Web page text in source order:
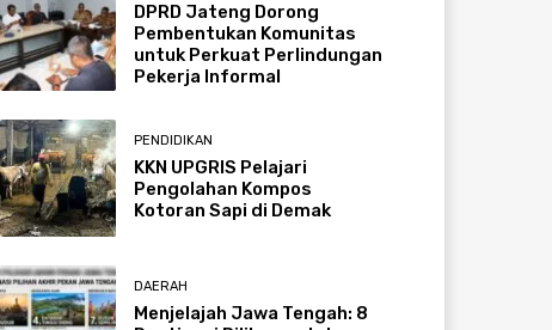
DPRD Jateng Dorong
Pembentukan Komunitas
untuk Perkuat Perlindungan
Pekerja Informal
PENDIDIKAN
KKN UPGRIS Pelajari
Pengolahan Kompos
Kotoran Sapi di Demak
DAERAH
Menjelajah Jawa Tengah: 8